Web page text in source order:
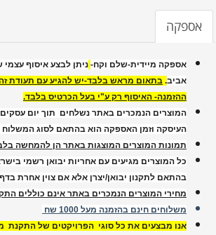
אספקה
אספקה מיידית-שלם וקח- ניתן לבצע איסוף
אביב. בתאום מראש בלבד-יש להגיע עם תעודת
ההזמנה- האיסוף רק ע"י בעל הכרטיס בלבד.
המוצרים הנמכרים באתר נשלחים תוך יום
העיסקה וזמן האספקה הוא בהתאם לסוג המשלוח
תמונות המוצרים המוצגות באתר הן להמחשה
כל המוצרים מגיעים עם אחריות יבואן רשמי
בהתאם לתקנון יבואן/יצרן אלא אם צוין אחרת
מחירי המוצרים הנמכרים באתר אינם כוללים
משלוחים חינם בהזמנה מעל 1000 שח
אנו מבצעים את כל סוגי הפרויקטים של התקנת